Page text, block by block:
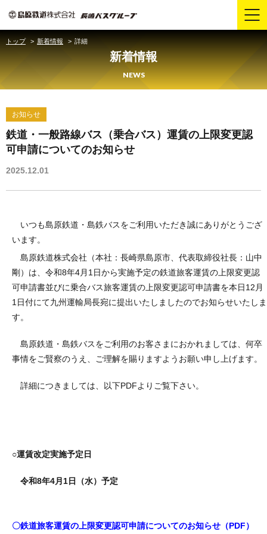
新着情報
NEWS
トップ 新着情報 詳細
お知らせ
鉄道・一般路線バス（乗合バス）運賃の上限変更認
可申請についてのお知らせ
2025.12.01
いつも島原鉄道・島鉄バスをご利用いただき誠にありがとうござ
います。
島原鉄道株式会社（本社：長崎県島原市、代表取締役社長：山中
剛）は、令和8年4月1日から実施予定の鉄道旅客運賃の上限変更認
可申請書並びに乗合バス旅客運賃の上限変更認可申請書を本日12月
1日付にて九州運輸局長宛に提出いたしましたのでお知らせいたしま
す。
島原鉄道・島鉄バスをご利用のお客さまにおかれましては、何卒
事情をご賢察のうえ、ご理解を賜りますようお願い申し上げます。
詳細につきましては、以下PDFよりご覧下さい。
○運賃改定実施予定日
令和8年4月1日（水）予定
〇鉄道旅客運賃の上限変更認可申請についてのお知らせ（PDF）